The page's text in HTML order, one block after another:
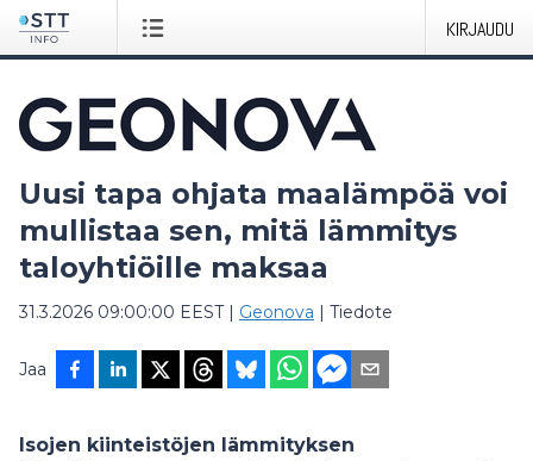
KIRJAUDU
Uusi tapa ohjata maalämpöä voi
mullistaa sen, mitä lämmitys
taloyhtiöille maksaa
31.3.2026 09:00:00 EEST| Geonova | Tiedote
Jaa
Isojen kiinteistöjen lämmityksen